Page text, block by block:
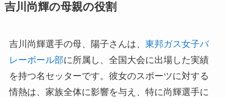
吉川尚輝の母親の役割
吉川尚輝選手の母、陽子さんは、 東邦ガス女子バ
レーボール部に所属し、全国大会に出場した実績
を持つ名セッターです。彼女のスポーツに対する
情熱は、家族全体に影響を与え、特に尚輝選手に